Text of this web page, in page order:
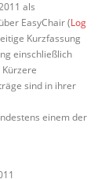
als
EasyChair (Log
Kurzfassung
einschließlich
sind in ihrer
einem der